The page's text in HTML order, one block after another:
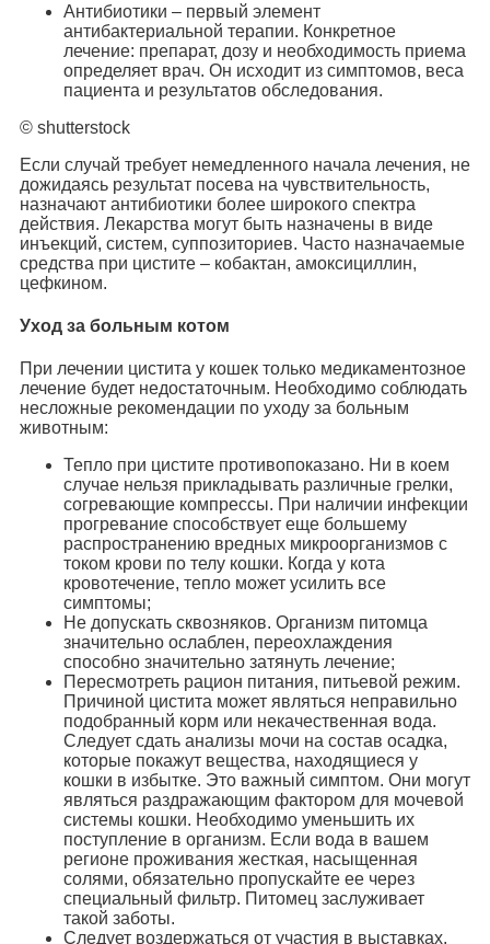
Антибиотики – первый элемент
антибактериальной терапии. Конкретное
лечение: препарат, дозу и необходимость приема
определяет врач. Он исходит из симптомов, веса
пациента и результатов обследования.
© shutterstock
Если случай требует немедленного начала лечения, не
дожидаясь результат посева на чувствительность,
назначают антибиотики более широкого спектра
действия. Лекарства могут быть назначены в виде
инъекций, систем, суппозиториев. Часто назначаемые
средства при цистите – кобактан, амоксициллин,
цефкином.
Уход за больным котом
При лечении цистита у кошек только медикаментозное
лечение будет недостаточным. Необходимо соблюдать
несложные рекомендации по уходу за больным
животным:
Тепло при цистите противопоказано. Ни в коем
случае нельзя прикладывать различные грелки,
согревающие компрессы. При наличии инфекции
прогревание способствует еще большему
распространению вредных микроорганизмов с
током крови по телу кошки. Когда у кота
кровотечение, тепло может усилить все
симптомы;
Не допускать сквозняков. Организм питомца
значительно ослаблен, переохлаждения
способно значительно затянуть лечение;
Пересмотреть рацион питания, питьевой режим.
Причиной цистита может являться неправильно
подобранный корм или некачественная вода.
Следует сдать анализы мочи на состав осадка,
которые покажут вещества, находящиеся у
кошки в избытке. Это важный симптом. Они могут
являться раздражающим фактором для мочевой
системы кошки. Необходимо уменьшить их
поступление в организм. Если вода в вашем
регионе проживания жесткая, насыщенная
солями, обязательно пропускайте ее через
специальный фильтр. Питомец заслуживает
такой заботы.
Следует воздержаться от участия в выставках.